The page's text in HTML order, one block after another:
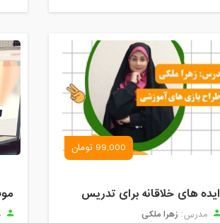
99,000 تومان
ایده های خلاقانه برای تدریس
مدرس: زهرا ملکی